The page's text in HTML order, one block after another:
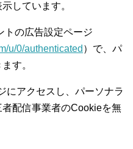
しています。
トの広告設定ページ
u/0/authenticated ）で、パ
す。
にアクセスし、パーソナラ
配信事業者のCookieを無